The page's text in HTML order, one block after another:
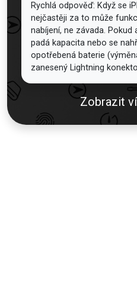
Rychlá odpověď: Když se
nejčastěji za to může
nabíjení, ne závada.
padá kapacita nebo se
opotřebená baterie
zanesený Lightning
Zobrazit